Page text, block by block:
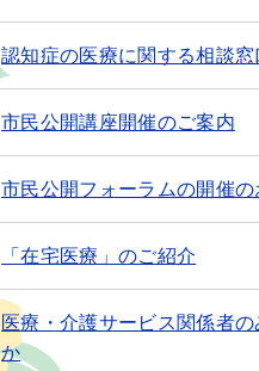
認知症の医療に関する相談窓
市民公開講座開催のご案内
市民公開フォーラムの開催の
「在宅医療」のご紹介
医療・介護サービス関係者
か